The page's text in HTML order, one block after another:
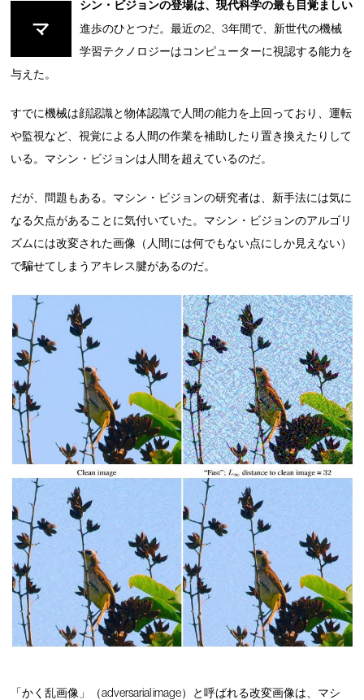
マ
シン・ビジョンの登場は、現代科学の最も目覚ましい
進歩のひとつだ。最近の2、3年間で、新世代の機械
学習テクノロジーはコンピューターに視認する能力を
与えた。
すでに機械は顔認識と物体認識で人間の能力を上回っており、運転
や監視など、視覚による人間の作業を補助したり置き換えたりして
いる。マシン・ビジョンは人間を超えているのだ。
だが、問題もある。マシン・ビジョンの研究者は、新手法には気に
なる欠点があることに気付いていた。マシン・ビジョンのアルゴリ
ズムには改変された画像（人間には何でもない点にしか見えない）
で騙せてしまうアキレス腱があるのだ。
「かく乱画像」（adversarial image）と呼ばれる改変画像は、マシ